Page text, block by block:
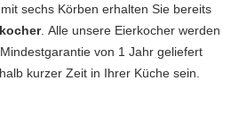
sechs Körben erhalten Sie bereits
. Alle unsere Eierkocher werden
von 1 Jahr geliefert
kurzer Zeit in Ihrer Küche sein.